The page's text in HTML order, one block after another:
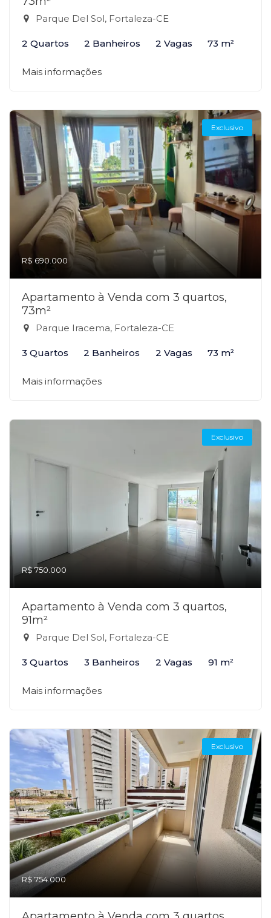
Parque Del Sol, Fortaleza-CE
2 Quartos 2 Banheiros 2 Vagas 73 m²
Mais informações
Exclusivo
R$ 690.000
Apartamento à Venda com 3 quartos,
73m²
Parque Iracema, Fortaleza-CE
3 Quartos 2 Banheiros 2 Vagas 73 m²
Mais informações
Exclusivo
R$ 750.000
Apartamento à Venda com 3 quartos,
91m²
Parque Del Sol, Fortaleza-CE
3 Quartos 3 Banheiros 2 Vagas 91 m²
Mais informações
Exclusivo
R$ 754.000